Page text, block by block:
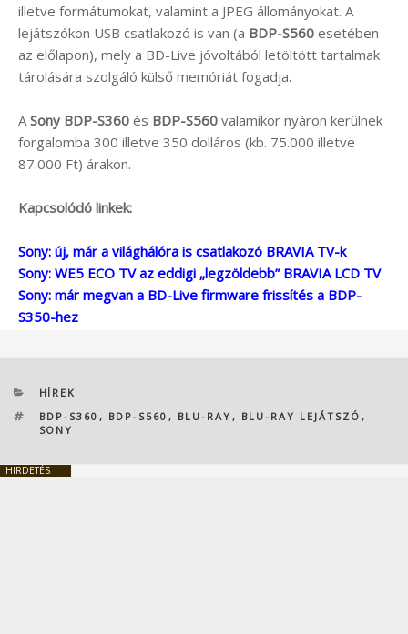
illetve formátumokat, valamint a JPEG állományokat. A
lejátszókon USB csatlakozó is van (a BDP-S560 esetében
az előlapon), mely a BD-Live jóvoltából letöltött tartalmak
tárolására szolgáló külső memóriát fogadja.
A Sony BDP-S360 és BDP-S560 valamikor nyáron kerülnek
forgalomba 300 illetve 350 dolláros (kb. 75.000 illetve
87.000 Ft) árakon.
Kapcsolódó linkek:
Sony: új, már a világhálóra is csatlakozó BRAVIA TV-k
Sony: WE5 ECO TV az eddigi „legzöldebb” BRAVIA LCD TV
Sony: már megvan a BD-Live firmware frissítés a BDP-
S350-hez
KATEGÓRIÁK
HÍREK
CÍMKÉK
BDP-S360 , BDP-S560 , BLU-RAY , BLU-RAY LEJÁTSZÓ ,
SONY
HIRDETÉS